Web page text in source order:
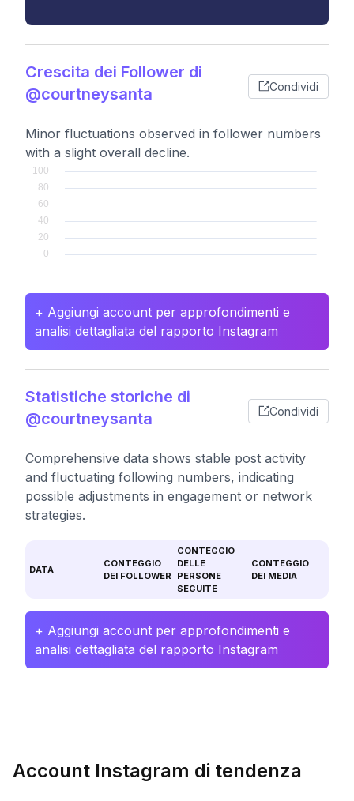
Crescita dei Follower di
@courtneysanta
Condividi
Minor fluctuations observed in follower numbers
with a slight overall decline.
+ Aggiungi account per approfondimenti e
analisi dettagliata del rapporto Instagram
Statistiche storiche di
@courtneysanta
Condividi
Comprehensive data shows stable post activity
and fluctuating following numbers, indicating
possible adjustments in engagement or network
strategies.
DATA
CONTEGGIO
DEI FOLLOWER
CONTEGGIO
DELLE
PERSONE
SEGUITE
CONTEGGIO
DEI MEDIA
+ Aggiungi account per approfondimenti e
analisi dettagliata del rapporto Instagram
Account Instagram di tendenza